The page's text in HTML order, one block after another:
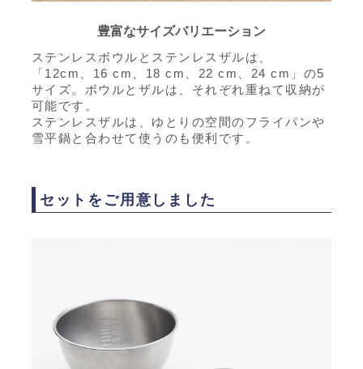
豊富なサイズバリエーション
ステンレスボウルとステンレスザルは、
「12cm、16 cm、18 cm、22 cm、24 cm」の5
サイズ。 ボウルとザルは、それぞれ重ねて収納が
可能です。
ステンレスザルは、ゆとりの空間のフライパンや
雪平鍋と合わせて使うのも便利です。
セットをご用意しました